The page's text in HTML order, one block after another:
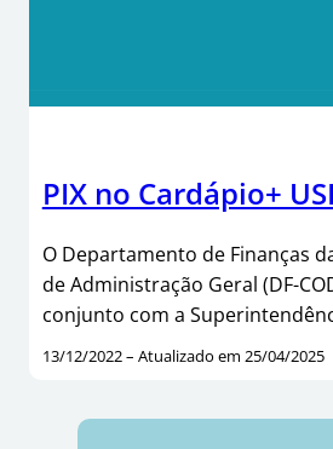
PIX no Cardápio+
O Departamento de Finanças
de Administração Geral (DF-
conjunto com a
13/12/2022 – Atualizado em 25/04/2025